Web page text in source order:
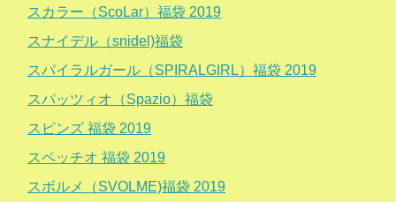
スカラー（ScoLar）福袋 2019
スナイデル（snidel)福袋
スパイラルガール（SPIRALGIRL）福袋 2019
スパッツィオ（Spazio）福袋
スピンズ 福袋 2019
スペッチオ 福袋 2019
スボルメ（SVOLME)福袋 2019